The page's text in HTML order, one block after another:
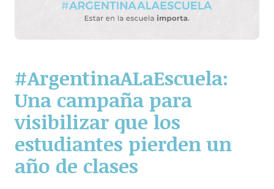
#ArgentinaALaEscuela:
Una campaña para
visibilizar que los
estudiantes pierden un
año de clases